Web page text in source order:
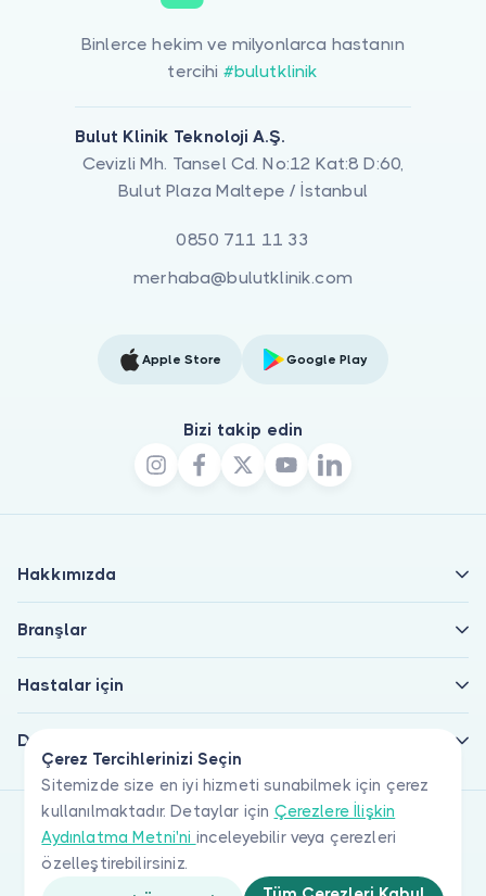
Çerez Tercihlerinizi Seçin
Sitemizde size en iyi hizmeti sunabilmek için çerez
kullanılmaktadır. Detaylar için Çerezlere İlişkin
Aydınlatma Metni'ni inceleyebilir veya çerezleri
özelleştirebilirsiniz.
Binlerce hekim ve milyonlarca hastanın
tercihi #bulutklinik
Bulut Klinik Teknoloji A.Ş.
Cevizli Mh. Tansel Cd. No:12 Kat:8 D:60,
Bulut Plaza Maltepe / İstanbul
0850 711 11 33
merhaba@bulutklinik.com
Apple Store Google Play
Bizi takip edin
Hakkımızda
Branşlar
Hastalar için
Doktorlar için